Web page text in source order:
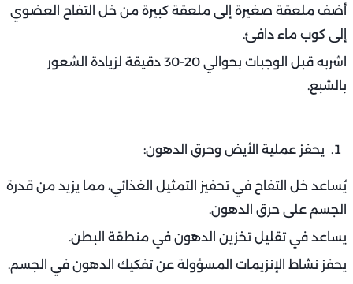
أضف ملعقة صغيرة إلى ملعقة كبيرة من خل التفاح العضوي
إلى كوب ماء دافئ.
اشربه قبل الوجبات بحوالي 20-30 دقيقة لزيادة الشعور
بالشبع.
يحفز عملية الأيض وحرق الدهون:
يُساعد خل التفاح في تحفيز التمثيل الغذائي، مما يزيد من قدرة
الجسم على حرق الدهون.
يساعد في تقليل تخزين الدهون في منطقة البطن.
يحفز نشاط الإنزيمات المسؤولة عن تفكيك الدهون في الجسم.